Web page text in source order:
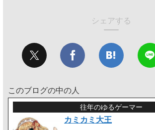
シェアする
このブログの中の人
往年のゆるゲーマー
カミカミ大王